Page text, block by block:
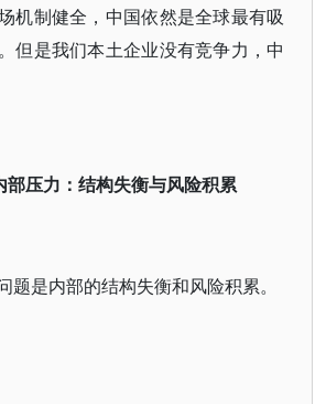
机制健全，中国依然是全球最有吸
但是我们本土企业没有竞争力，中
部压力：结构失衡与风险积累
题是内部的结构失衡和风险积累。